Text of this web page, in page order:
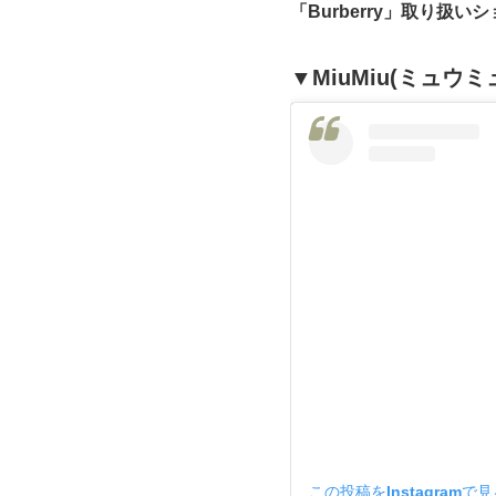
「Burberry」取り扱いシ
▼MiuMiu(ミュウミ
この投稿をInstagramで見